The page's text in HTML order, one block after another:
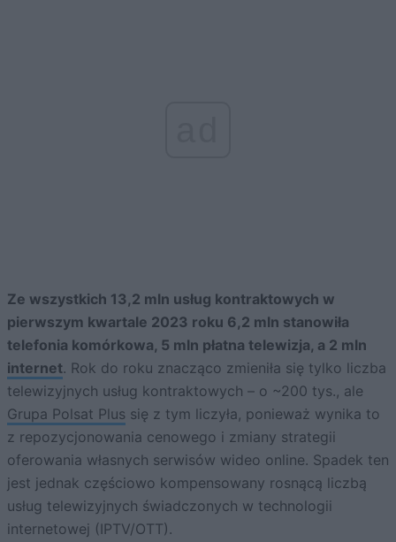
Ze wszystkich 13,2 mln usług kontraktowych w
pierwszym kwartale 2023 roku 6,2 mln stanowiła
telefonia komórkowa, 5 mln płatna telewizja, a 2 mln
internet. Rok do roku znacząco zmieniła się tylko liczba
telewizyjnych usług kontraktowych – o ~200 tys., ale
Grupa Polsat Plus się z tym liczyła, ponieważ wynika to
z repozycjonowania cenowego i zmiany strategii
oferowania własnych serwisów wideo online. Spadek ten
jest jednak częściowo kompensowany rosnącą liczbą
usług telewizyjnych świadczonych w technologii
internetowej (IPTV/OTT).